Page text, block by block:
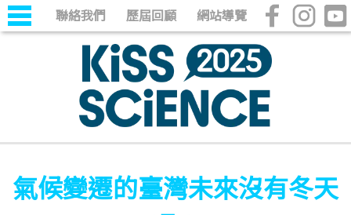
聯絡我們 歷屆回顧 網站導覽
氣候變遷的臺灣未來沒有冬天